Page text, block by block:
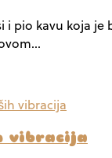
i pio kavu koja
vibracija